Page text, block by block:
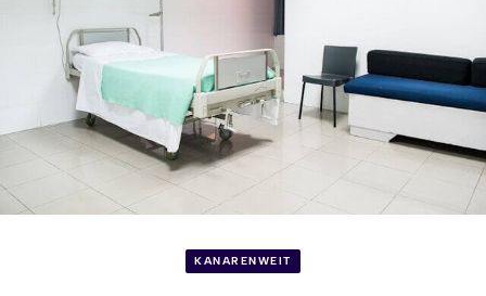
KANARENWEIT